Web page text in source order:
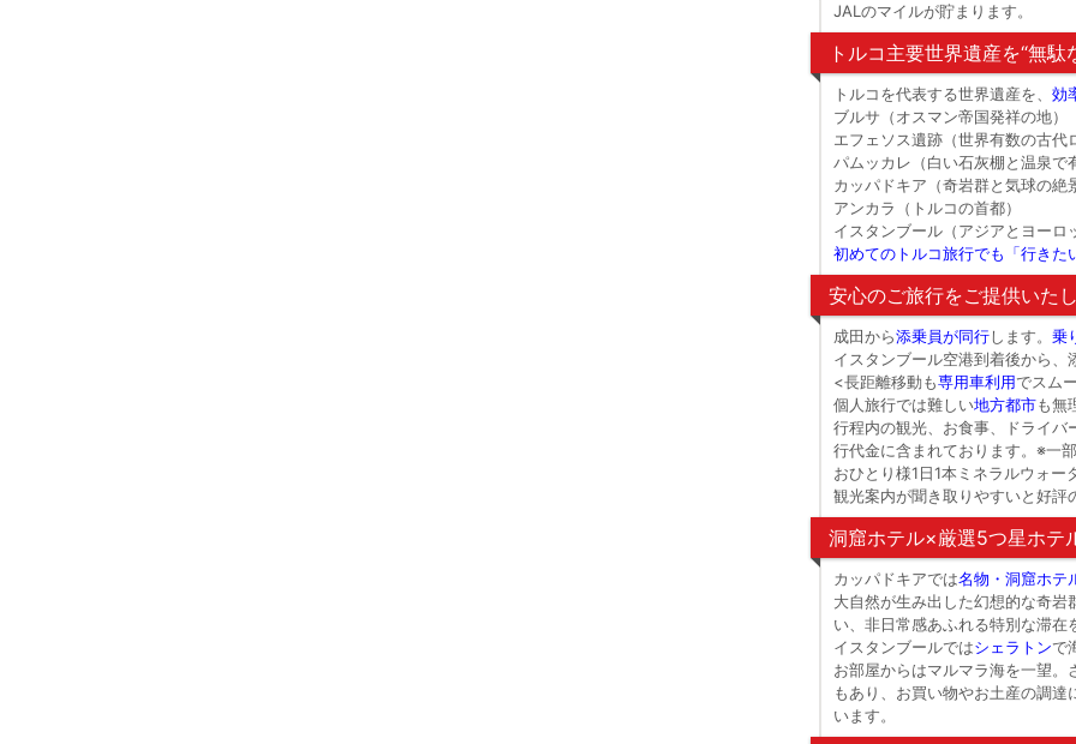
JALのマイルが貯まります。
トルコ主要世界遺産を“無
トルコを代表する世界遺産を、 効
ブルサ（オスマン帝国発祥の地）
エフェソス遺跡（世界有数の古代
パムッカレ（白い石灰棚と温泉で
カッパドキア（奇岩群と気球の絶
アンカラ（トルコの首都）
イスタンブール（アジアとヨーロ
初めてのトルコ旅行でも「行き
安心のご旅行をご提供いた
成田から添乗員が同行します。 乗
イスタンブール空港到着後から、
<長距離移動も専用車利用でスム
個人旅行では難しい地方都市も無
行程内の観光、お食事、ドライ
行代金に含まれております。※一
おひとり様1日1本ミネラルウォ
観光案内が聞き取りやすいと好評
洞窟ホテル×厳選5つ星ホテ
カッパドキアでは名物・洞窟ホテ
大自然が生み出した幻想的な奇
い、非日常感あふれる特別な滞在
イスタンブールではシェラトンで
お部屋からはマルマラ海を一望
もあり、お買い物やお土産の調
います。